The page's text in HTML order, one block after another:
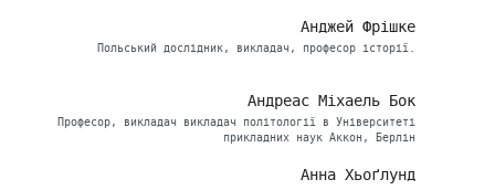
Анджей Фрішке
Польський дослідник, викладач, професор історії.
Андреас Міхаель Бок
Професор, викладач викладач політології в Університеті
прикладних наук Аккон, Берлін
Анна Хьоґлунд